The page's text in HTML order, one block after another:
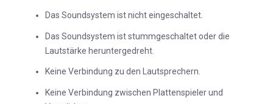
Das Soundsystem ist nicht eingeschaltet.
Das Soundsystem ist stummgeschaltet oder die
Lautstärke heruntergedreht.
Keine Verbindung zu den Lautsprechern.
Keine Verbindung zwischen Plattenspieler und